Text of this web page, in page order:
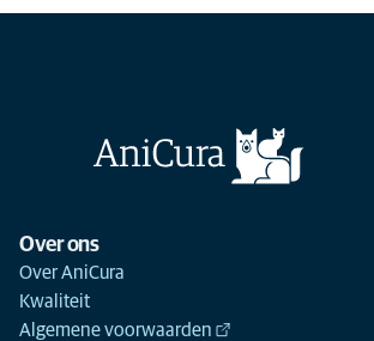
Over ons
Over AniCura
Kwaliteit
Algemene voorwaarden